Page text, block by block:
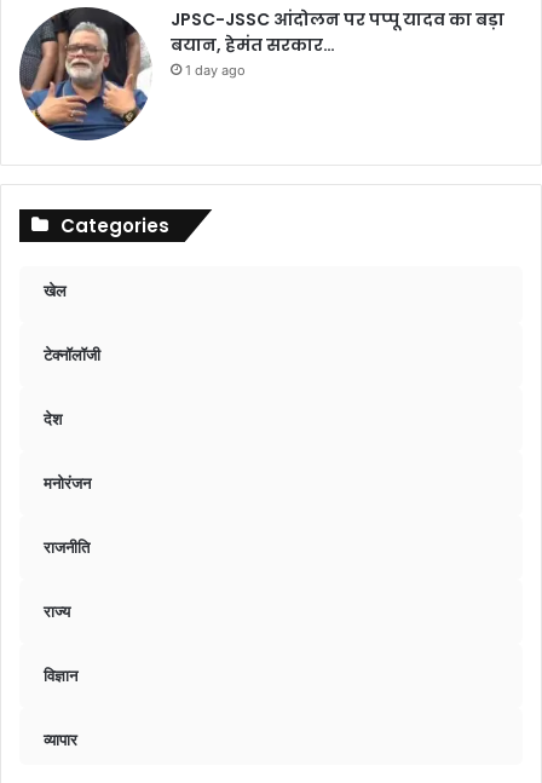
JPSC-JSSC आंदोलन पर पप्पू यादव का बड़ा
बयान, हेमंत सरकार…
1 day ago
Categories
खेल
टेक्नॉलॉजी
देश
मनोरंजन
राजनीति
राज्य
विज्ञान
व्यापार